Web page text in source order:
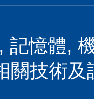
記憶體,
關技術及